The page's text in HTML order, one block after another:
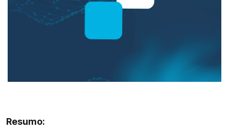
Resumo: